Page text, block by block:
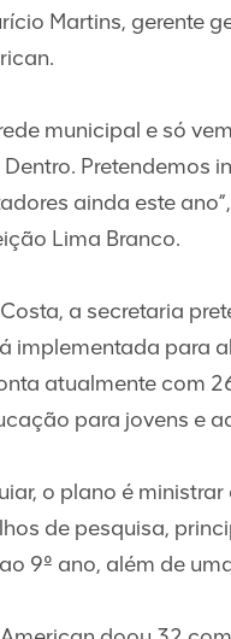
Martins, gerente
municipal e só
Pretendemos
ainda este
Lima Branco.
a secretaria
implementada para
atualmente com
para jovens e
o plano é
de pesquisa,
9º ano, além de